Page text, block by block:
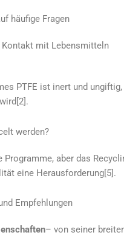
häufige Fragen
Kontakt mit Lebensmitteln
PTFE ist inert und
werden?
Programme, aber das
eine Herausforderung[5].
Empfehlungen
– von seiner